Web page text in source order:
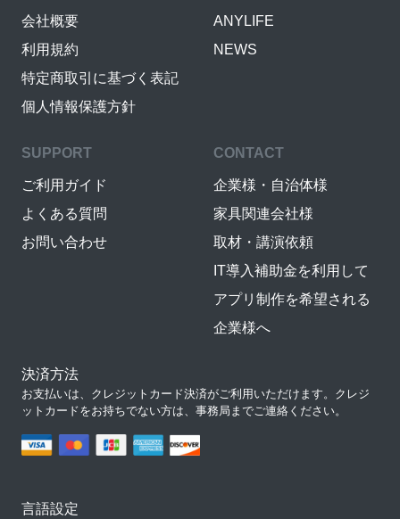
会社概要
利用規約
特定商取引に基づく表記
個人情報保護方針
ANYLIFE
NEWS
SUPPORT
ご利用ガイド
よくある質問
お問い合わせ
CONTACT
企業様・自治体様
家具関連会社様
取材・講演依頼
IT導入補助金を利用して
アプリ制作を希望される
企業様へ
決済方法
お支払いは、クレジットカード決済がご利用いただけます。クレジ
ットカードをお持ちでない方は、事務局までご連絡ください。
言語設定